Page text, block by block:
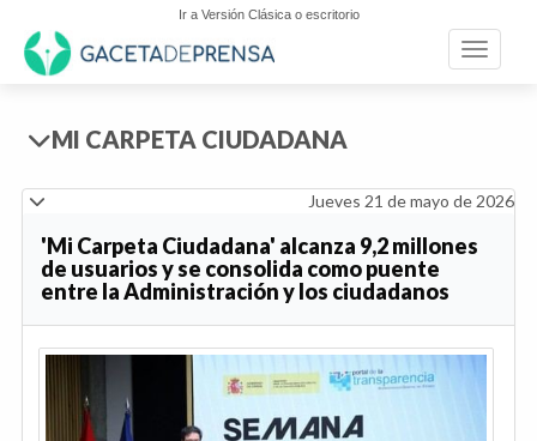
Ir a Versión Clásica o escritorio
Toggle
MI CARPETA CIUDADANA
Jueves 21 de mayo de 2026
'Mi Carpeta Ciudadana' alcanza 9,2 millones
de usuarios y se consolida como puente
entre la Administración y los ciudadanos